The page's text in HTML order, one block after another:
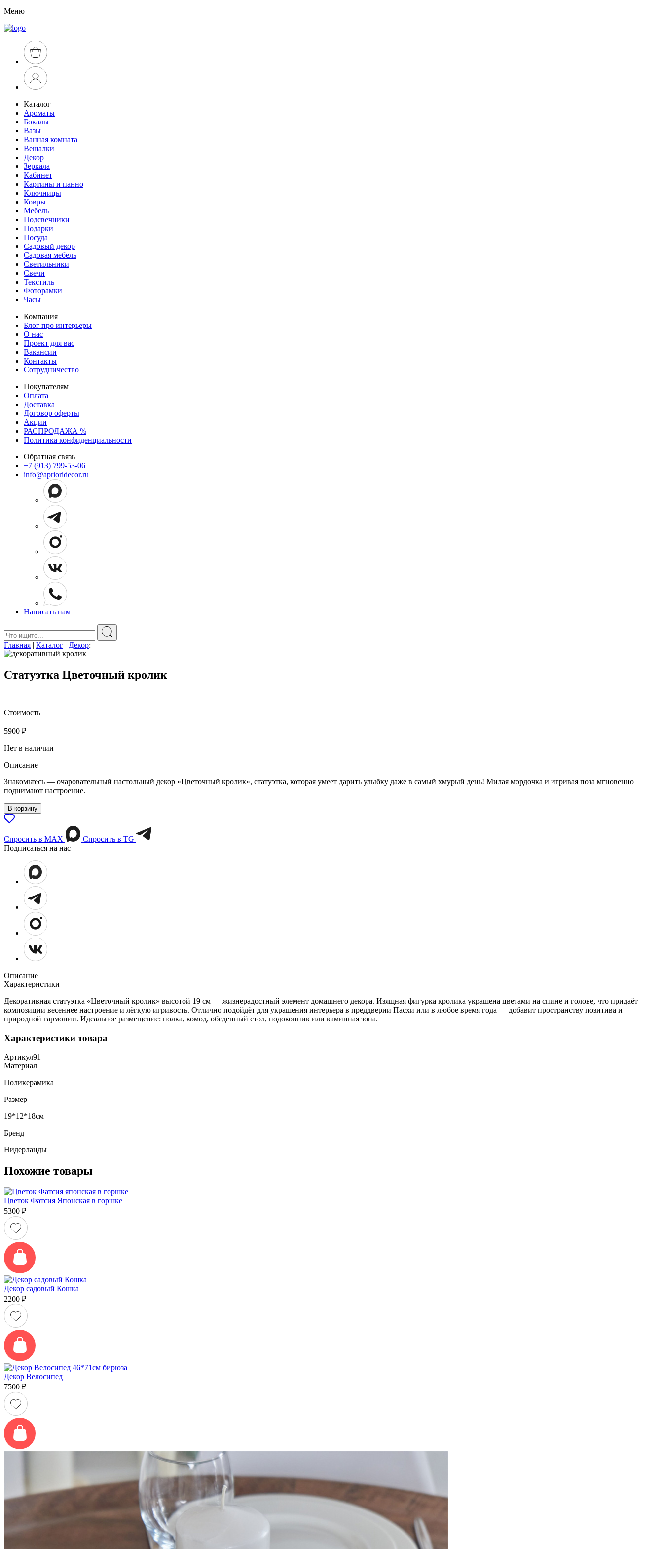
Меню
Каталог
Ароматы
Бокалы
Вазы
Ванная комната
Вешалки
Декор
Зеркала
Кабинет
Картины и панно
Ключницы
Ковры
Мебель
Подсвечники
Подарки
Посуда
Садовый декор
Садовая мебель
Светильники
Свечи
Текстиль
Фоторамки
Часы
Компания
Блог про интерьеры
О нас
Проект для вас
Вакансии
Контакты
Сотрудничество
Покупателям
Оплата
Доставка
Договор оферты
Акции
РАСПРОДАЖА %
Политика конфиденциальности
Обратная связь
+7 (913) 799-53-06
info@aprioridecor.ru
Написать нам
Главная | Каталог | Декор:
Статуэтка Цветочный кролик
Стоимость
5900 ₽
Нет в наличии
Описание
Знакомьтесь — очаровательный настольный декор «Цветочный кролик», статуэтка, которая умеет дарить улыбку даже в самый хмурый день! Милая мордочка и игривая поза мгновенно
поднимают настроение.
В корзину
Спросить в МАХ
Спросить в TG
Подписаться на нас
Описание
Характеристики
Декоративная статуэтка «Цветочный кролик» высотой 19 см — жизнерадостный элемент домашнего декора. Изящная фигурка кролика украшена цветами на спине и голове, что придаёт
композиции весеннее настроение и лёгкую игривость. Отлично подойдёт для украшения интерьера в преддверии Пасхи или в любое время года — добавит пространству позитива и
природной гармонии. Идеальное размещение: полка, комод, обеденный стол, подоконник или каминная зона.
Характеристики товара
Артикул91
Материал
Поликерамика
Размер
19*12*18см
Бренд
Нидерланды
Похожие товары
Цветок Фатсия Японская в горшке
5300 ₽
Декор садовый Кошка
2200 ₽
Декор Велосипед
7500 ₽